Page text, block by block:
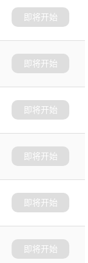
即将开始
即将开始
即将开始
即将开始
即将开始
即将开始